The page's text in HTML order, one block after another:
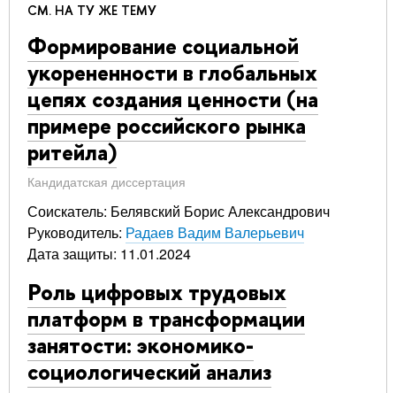
СМ. НА ТУ ЖЕ ТЕМУ
Формирование социальной
укорененности в глобальных
цепях создания ценности (на
примере российского рынка
ритейла)
Кандидатская диссертация
Соискатель: Белявский Борис Александрович
Руководитель: Радаев Вадим Валерьевич
Дата защиты: 11.01.2024
Роль цифровых трудовых
платформ в трансформации
занятости: экономико-
социологический анализ